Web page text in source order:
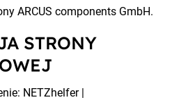
ARCUS components GmbH.
STRONY
NETZhelfer |